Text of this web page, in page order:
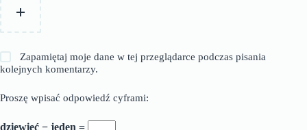
Zapamiętaj moje dane w tej przeglądarce podczas pisania
kolejnych komentarzy.
Proszę wpisać odpowiedź cyframi:
dziewięć − jeden =